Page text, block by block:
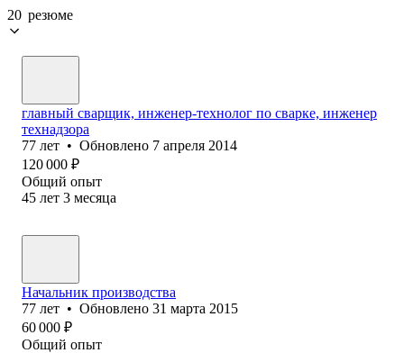
20 резюме
главный сварщик, инженер-технолог по сварке, инженер
технадзора
77 лет • Обновлено 7 апреля 2014
120 000 ₽
Общий опыт
45 лет 3 месяца
Начальник производства
77 лет • Обновлено 31 марта 2015
60 000 ₽
Общий опыт